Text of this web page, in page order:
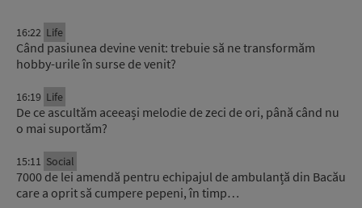
16:22 Life
Când pasiunea devine venit: trebuie să ne transformăm
hobby-urile în surse de venit?
16:19 Life
De ce ascultăm aceeași melodie de zeci de ori, până când nu
o mai suportăm?
15:11 Social
7000 de lei amendă pentru echipajul de ambulanță din Bacău
care a oprit să cumpere pepeni, în timp…